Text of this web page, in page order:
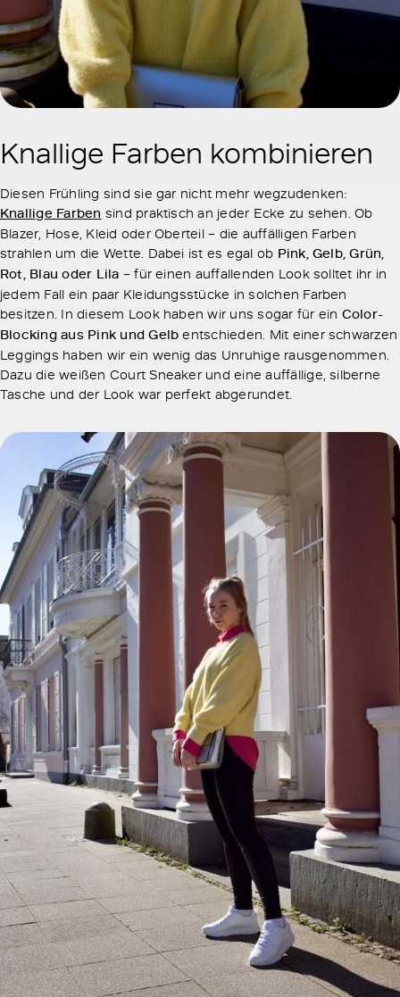
Knallige Farben kombinieren
Diesen Frühling sind sie gar nicht mehr wegzudenken:
Knallige Farben sind praktisch an jeder Ecke zu sehen. Ob
Blazer, Hose, Kleid oder Oberteil – die auffälligen Farben
strahlen um die Wette. Dabei ist es egal ob Pink, Gelb, Grün,
Rot, Blau oder Lila – für einen auffallenden Look solltet ihr in
jedem Fall ein paar Kleidungsstücke in solchen Farben
besitzen. In diesem Look haben wir uns sogar für ein Color-
Blocking aus Pink und Gelb entschieden. Mit einer schwarzen
Leggings haben wir ein wenig das Unruhige rausgenommen.
Dazu die weißen Court Sneaker und eine auffällige, silberne
Tasche und der Look war perfekt abgerundet.